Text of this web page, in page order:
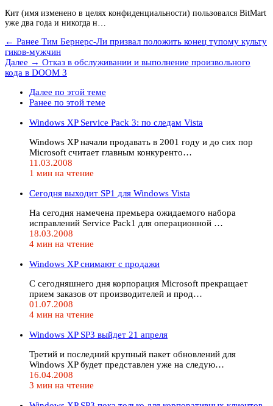
Кит (имя изменено в целях конфиденциальности) пользовался BitMart
уже два года и никогда н…
← Ранее Тим Бернерс-Ли призвал положить конец тупому культу
гиков-мужчин
Далее → Отказ в обслуживании и выполнение произвольного
кода в DOOM 3
Далее по этой теме
Ранее по этой теме
Windows XP Service Pack 3: по следам Vista
Windows XP начали продавать в 2001 году и до сих пор
Microsoft считает главным конкуренто…
11.03.2008
1 мин на чтение
Сегодня выходит SP1 для Windows Vista
На сегодня намечена премьера ожидаемого набора
исправлений Service Pack1 для операционной …
18.03.2008
4 мин на чтение
Windows XP снимают с продажи
С сегодняшнего дня корпорация Microsoft прекращает
прием заказов от производителей и прод…
01.07.2008
4 мин на чтение
Windows XP SP3 выйдет 21 апреля
Третий и последний крупный пакет обновлений для
Windows XP будет представлен уже на следую…
16.04.2008
3 мин на чтение